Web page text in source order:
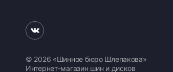
© 2026 «Шинное бюро Шлепакова»
Интернет-магазин шин и дисков